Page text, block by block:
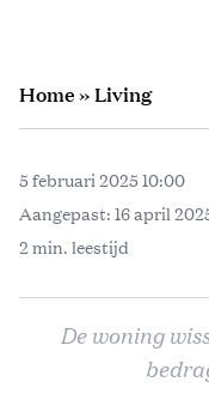
Home»Living
5 februari 2025 10:00
Aangepast: 16 april
2 min. leestijd
De woning